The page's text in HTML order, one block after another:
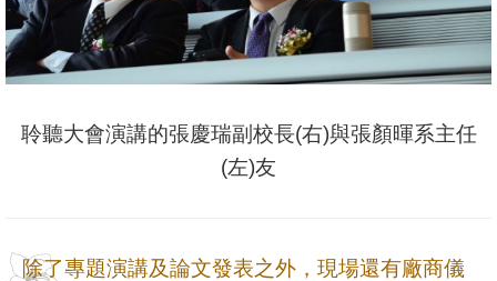
聆聽大會演講的張慶瑞副校長(右)與張顏暉系主任
(左)友
除了專題演講及論文發表之外，現場還有廠商儀